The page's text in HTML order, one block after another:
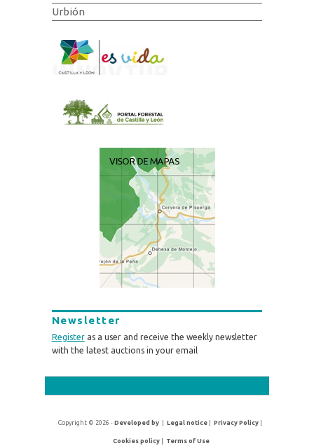
Urbión
Newsletter
Registeras a user and receive the weekly newsletter
with the latest auctions in your email
Copyright © 2026 -Developed by |Legal notice |Privacy Policy
Cookies policy| Terms of Use